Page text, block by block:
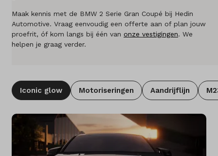
Diensten
Land
Nederland
Taal
Maak kennis met de BMW 2 Serie Gran Coupé bij Hedin
Automotive. Vraag eenvoudig een offerte aan of plan jouw
proefrit, óf kom langs bij één van onze vestigingen. We
helpen je graag verder.
Iconic glow Motoriseringen Aandrijflijn